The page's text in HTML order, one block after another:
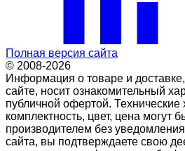
Полная версия сайта
© 2008-2026
Информация о товаре и
сайте, носит ознакомительный
публичной офертой. Технические
комплектность, цвет, цена могут
производителем без
сайта, вы подтверждаете свою